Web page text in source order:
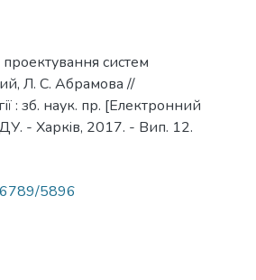
систем
Л. С. Абрамова //
: зб. наук. пр. [Електронний
- Харкiв, 2017. - Вип. 12.
5896